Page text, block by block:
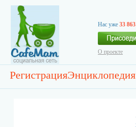
Нас уже 33 863
О проекте
РегистрацияЭнциклопедия